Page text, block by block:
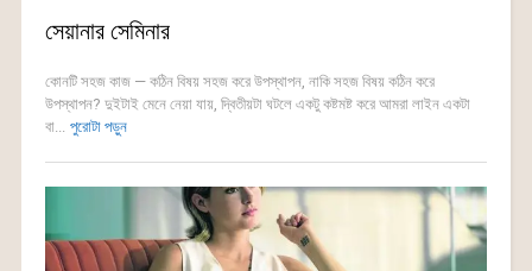
সেয়ানার সেমিনার
কোনটি সহজ কাজ — কঠিন বিষয় সহজ করে উপস্থাপন, নাকি সহজ বিষয় কঠিন করে
উপস্থাপন? দুইটাই মেনে নেয়া যায়, দ্বিতীয়টা ঘটলে একটু কষ্টমষ্ট করে আমরা লাইন একটা
বা... পুরোটা পড়ুন